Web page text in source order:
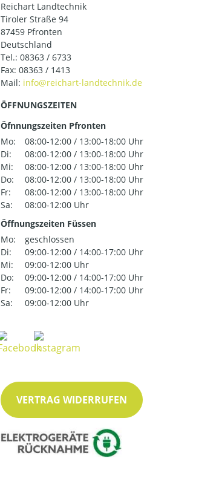
Reichart Landtechnik
Tiroler Straße 94
87459 Pfronten
Deutschland
Tel.: 08363 / 6733
Fax: 08363 / 1413
Mail:
ÖFFNUNGSZEITEN
Öfnnungszeiten Pfronten
Mo:
08:00-12:00 / 13:00-18:00 Uhr
Di:
08:00-12:00 / 13:00-18:00 Uhr
Mi:
08:00-12:00 / 13:00-18:00 Uhr
Do:
08:00-12:00 / 13:00-18:00 Uhr
Fr:
08:00-12:00 / 13:00-18:00 Uhr
Sa:
08:00-12:00 Uhr
Öffnungszeiten Füssen
Mo:
geschlossen
Di:
09:00-12:00 / 14:00-17:00 Uhr
Mi:
09:00-12:00 Uhr
Do:
09:00-12:00 / 14:00-17:00 Uhr
Fr:
09:00-12:00 / 14:00-17:00 Uhr
Sa:
09:00-12:00 Uhr
VERTRAG WIDERRUFEN